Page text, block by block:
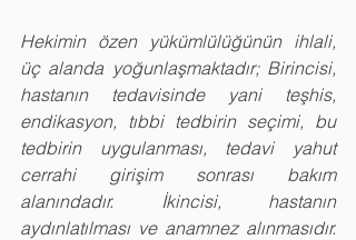
Hekimin özen yükümlülüğünün ihlali,
üç alanda yoğunlaşmaktadır; Birincisi,
hastanın tedavisinde yani teşhis,
endikasyon, tıbbi tedbirin seçimi, bu
tedbirin uygulanması, tedavi yahut
cerrahi girişim sonrası bakım
alanındadır. İkincisi, hastanın
aydınlatılması ve anamnez alınmasıdır.